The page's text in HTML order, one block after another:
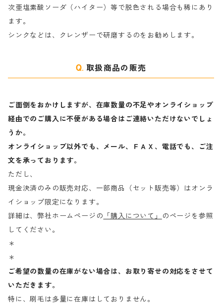
次亜塩素酸ソーダ（ハイター）等で脱色される場合も稀にあり
ます。
シンクなどは、クレンザーで研磨するのをお勧めします。
取扱商品の販売
ご面倒をおかけしますが、在庫数量の不足やオンライショップ
経由でのご購入に不便がある場合はご連絡いただけないでしょ
うか。
オンライショップ以外でも、メール、ＦＡＸ、電話でも、ご注
文を承っております。
ただし、
現金決済のみの販売対応、一部商品（セット販売等）はオンラ
イショップ限定になります。
詳細は、弊社ホームページの 「購入について」
のページを参照
してください。
＊
＊
ご希望の数量の在庫がない場合は、お取り寄せの対応をさせて
いただきます。
特に、刷毛は多量に在庫はしておりません。